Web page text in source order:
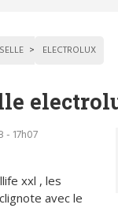
ELECTROLUX
- 17h07
xxl , les
avec le